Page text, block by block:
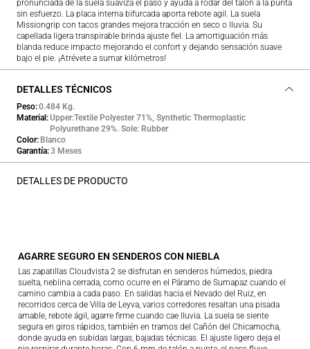
pronunciada de la suela suaviza el paso y ayuda a rodar del talón a la punta
sin esfuerzo. La placa interna bifurcada aporta rebote agil. La suela
Missiongrip con tacos grandes mejora tracción en seco o lluvia. Su
capellada ligera transpirable brinda ajuste fiel. La amortiguación más
blanda reduce impacto mejorando el confort y dejando sensación suave
bajo el pie. ¡Atrévete a sumar kilómetros!
DETALLES TÉCNICOS
Peso 0.484 Kg.
Material Upper:Textile Polyester 71%, Synthetic Thermoplastic
Polyurethane 29%. Sole: Rubber
Color Blanco
Garantía 3 Meses
DETALLES DE PRODUCTO
AGARRE SEGURO EN SENDEROS CON NIEBLA
Las zapatillas Cloudvista 2 se disfrutan en senderos húmedos, piedra
suelta, neblina cerrada, como ocurre en el Páramo de Sumapaz cuando el
camino cambia a cada paso. En salidas hacia el Nevado del Ruiz, en
recorridos cerca de Villa de Leyva, varios corredores resaltan una pisada
amable, rebote ágil, agarre firme cuando cae lluvia. La suela se siente
segura en giros rápidos, también en tramos del Cañón del Chicamocha,
donde ayuda en subidas largas, bajadas técnicas. El ajuste ligero deja el